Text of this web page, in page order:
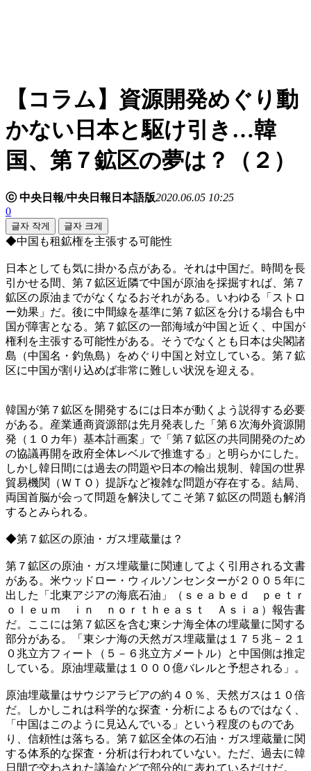
【コラム】資源開発めぐり動
かない日本と駆け引き…韓
国、第７鉱区の夢は？（２）
ⓒ 中央日報/中央日報日本語版2020.06.05 10:25
0
글자 작게 글자 크게
◆中国も租鉱権を主張する可能性
日本としても気に掛かる点がある。それは中国だ。時間を長
引かせる間、第７鉱区近隣で中国が原油を採掘すれば、第７
鉱区の原油までがなくなるおそれがある。いわゆる「ストロ
ー効果」だ。後に中間線を基準に第７鉱区を分ける場合も中
国が障害となる。第７鉱区の一部海域が中国と近く、中国が
権利を主張する可能性がある。そうでなくとも日本は尖閣諸
島（中国名・釣魚島）をめぐり中国と対立している。第７鉱
区に中国が割り込めば非常に難しい状況を迎える。
韓国が第７鉱区を開発するには日本が動くよう説得する必要
がある。産業通商資源部は先月発表した「第６次海外資源開
発（１０カ年）基本計画案」で「第７鉱区の共同開発のため
の協議再開を政府全体レベルで推進する」と明らかにした。
しかし韓日間には過去の問題や日本の輸出規制、韓国の世界
貿易機関（ＷＴＯ）提訴など複雑な問題が存在する。結局、
両国首脳が会って問題を解決してこそ第７鉱区の問題も解消
するとみられる。
◆第７鉱区の原油・ガス埋蔵量は？
第７鉱区の原油・ガス埋蔵量に関連してよく引用される文書
がある。米ウッドロー・ウィルソンセンターが２００５年に
出した「北東アジアの海底石油」（ｓｅａｂｅｄ ｐｅｔｒ
ｏｌｅｕｍ ｉｎ ｎｏｒｔｈｅａｓｔ Ａｓｉａ）報告書
だ。ここには第７鉱区を含む東シナ海全体の埋蔵量に関する
部分がある。「東シナ海の天然ガス埋蔵量は１７５兆－２１
０兆立方フィート（５－６兆立方メートル）と中国側は推定
している。原油埋蔵量は１０００億バレルと予想される」。
原油埋蔵量はサウジアラビアの約４０％、天然ガスは１０倍
だ。しかしこれは科学的な探査・分析によるものではなく、
「中国はこのように見込んでいる」という程度のものであ
り、信頼性は落ちる。第７鉱区全体の石油・ガス埋蔵量に関
する体系的な探査・分析は行われていない。ただ、過去に韓
日間で交わされた議論などで部分的に表れているだけだ。